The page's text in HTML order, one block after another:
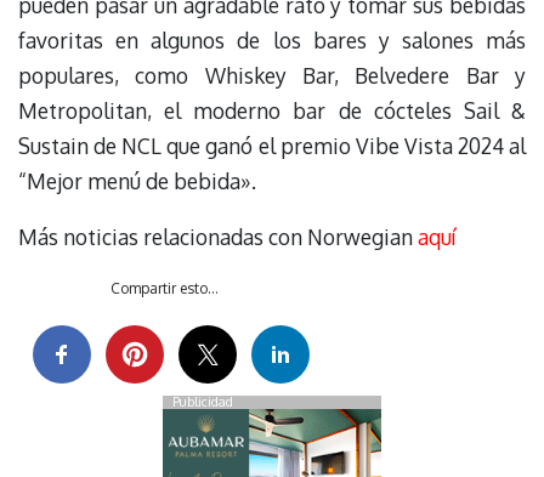
favoritas en algunos de los bares y salones más
populares, como Whiskey Bar, Belvedere Bar y
Metropolitan, el moderno bar de cócteles Sail &
Sustain de NCL que ganó el premio Vibe Vista 2024 al
“Mejor menú de bebida».
Más noticias relacionadas con Norwegianaquí
Compartir esto...
Publicidad